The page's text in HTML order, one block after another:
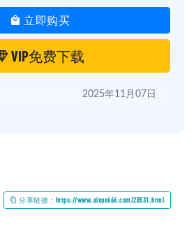
立即购买
VIP免费下载
2025年11月07日
分享链接：https://www.aixue666.com/28531.html